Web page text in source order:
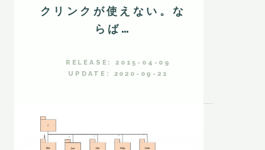
クリンクが使えない。な
らば…
RELEASE: 2015-04-09
UPDATE: 2020-09-21